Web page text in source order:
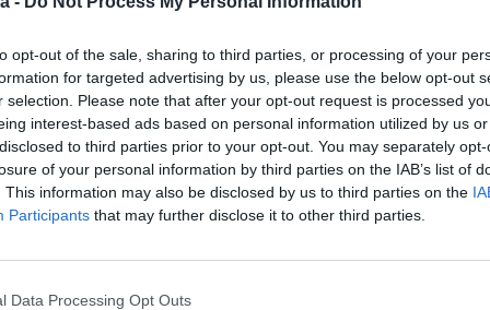
opt-out of the sale, sharing to third parties, or processing of your
for targeted advertising by us, please use the below opt-out
selection. Please note that after your opt-out request is processed
interest-based ads based on personal information utilized by us
to third parties prior to your opt-out. You may separately
of your personal information by third parties on the IAB’s list of
This information may also be disclosed by us to third parties on the
Participants that may further disclose it to other third parties.
Data Processing Opt Outs
ID: 53734504 PREGLEDI: 689
od 24 sata
Naruči